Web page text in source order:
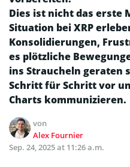
Dies ist nicht das erste
Situation bei XRP
Konsolidierungen,
es plötzliche
ins Straucheln geraten
Schritt für Schritt vor
Charts kommunizieren.
von
Alex Fournier
Sep. 24, 2025 at 11:26 a.m.